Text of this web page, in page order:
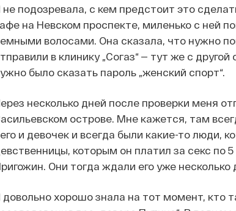
не подозревала, с кем предстоит это
на Невском проспекте, миленько с ней
волосами. Она сказала, что нужно
в клинику „Согаз“ — тут же с
было сказать пароль „женский спорт“.
несколько дней после проверки меня
острове. Мне кажется, там
и девочек и всегда были какие-то люди,
которым он платил за секс по
Они тогда ждали его уже несколько
довольно хорошо знала на тот момент, кто